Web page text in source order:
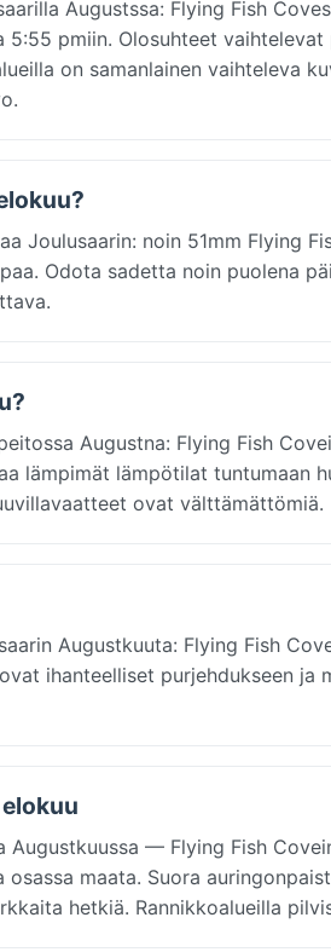
Augustssa: Flying Fish
5:55 pmiin. Olosuhteet
on samanlainen vaihteleva
Joulusaarin: noin 51mm Flying
Odota sadetta noin puolena
Augustna: Flying Fish
lämpimät lämpötilat tuntumaan
ovat välttämättömiä.
Augustkuuta: Flying Fish
ihanteelliset purjehdukseen ja
Augustkuussa — Flying Fish
maata. Suora
hetkiä. Rannikkoalueilla